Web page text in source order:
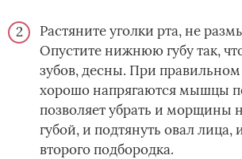
Растяните уголки рта, не
Опустите нижнюю губу так,
зубов, десны. При
хорошо напрягаются мышцы
позволяет убрать и морщины
губой, и подтянуть овал лица,
второго подбородка.